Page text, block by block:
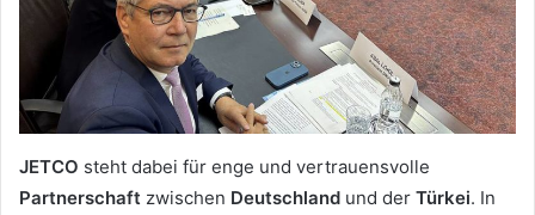
JETCO steht dabei für enge und vertrauensvolle
Partnerschaft zwischen Deutschland und der Türkei. In